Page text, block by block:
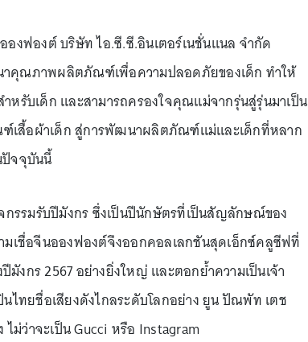
งฟองต์ บริษัท ไอ.ซี.ซี.อินเตอร์เนชั่นแนล จำกัด
คุณภาพผลิตภัณฑ์เพื่อความปลอดภัยของเด็ก ทำให้
รับเด็ก และสามารถครองใจคุณแม่จากรุ่นสู่รุ่นมาเป็น
ฑ์เสื้อผ้าเด็ก สู่การพัฒนาผลิตภัณฑ์แม่และเด็กที่หลาก
จจุบันนี้
กรรมรับปีมังกร ซึ่งเป็นปีนักษัตรที่เป็นสัญลักษณ์ของ
เชื่อจีนอองฟองต์จึงออกคอลเลกชันสุดเอ็กซ์คลูซีฟที่
มังกร 2567 อย่างยิ่งใหญ่ และตอกย้ำความเป็นเจ้า
ไทยชื่อเสียงดังไกลระดับโลกอย่าง ยูน ปัณพัท เตช
ม่ว่าจะเป็น Gucci หรือ Instagram